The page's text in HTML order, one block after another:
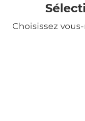
Choisissez